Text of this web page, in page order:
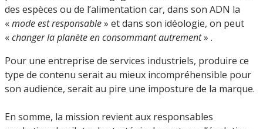
des espèces ou de l’alimentation car, dans son ADN la
«mode est responsable» et dans son idéologie, on peut
«changer la planète en consommant autrement» .
Pour une entreprise de services industriels, produire ce
type de contenu serait au mieux incompréhensible pour
son audience, serait au pire une imposture de la marque.
En somme, la mission revient aux responsables